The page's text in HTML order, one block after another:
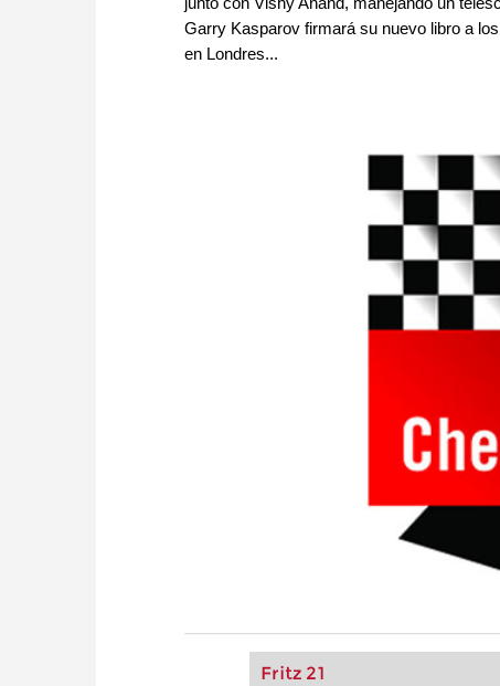
Garry Kasparov firmará su nuevo libro a
en Londres...
Fritz 21